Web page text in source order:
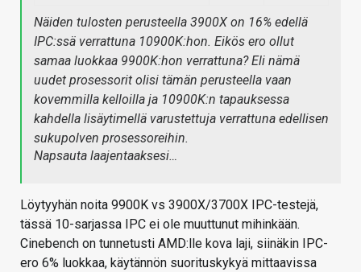
Näiden tulosten perusteella 3900X on 16% edellä
IPC:ssä verrattuna 10900K:hon. Eikös ero ollut
samaa luokkaa 9900K:hon verrattuna? Eli nämä
uudet prosessorit olisi tämän perusteella vaan
kovemmilla kelloilla ja 10900K:n tapauksessa
kahdella lisäytimellä varustettuja verrattuna edellisen
sukupolven prosessoreihin.
Napsauta laajentaaksesi…
Löytyyhän noita 9900K vs 3900X/3700X IPC-testejä,
tässä 10-sarjassa IPC ei ole muuttunut mihinkään.
Cinebench on tunnetusti AMD:lle kova laji, siinäkin IPC-
ero 6% luokkaa, käytännön suorituskykyä mittaavissa